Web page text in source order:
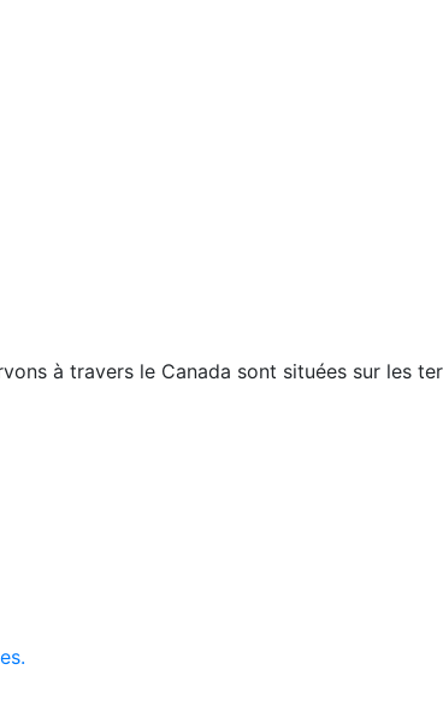
à travers le Canada sont situées sur les